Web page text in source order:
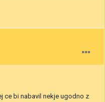
ce bi nabavil nekje ugodno z